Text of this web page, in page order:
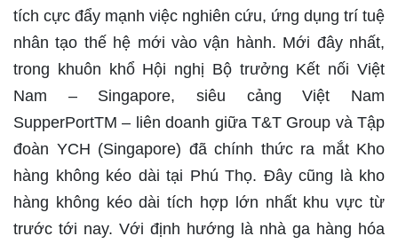
tích cực đẩy mạnh việc nghiên cứu, ứng dụng trí tuệ
nhân tạo thế hệ mới vào vận hành. Mới đây nhất,
trong khuôn khổ Hội nghị Bộ trưởng Kết nối Việt
Nam – Singapore, siêu cảng Việt Nam
SupperPortTM – liên doanh giữa T&T Group và Tập
đoàn YCH (Singapore) đã chính thức ra mắt Kho
hàng không kéo dài tại Phú Thọ. Đây cũng là kho
hàng không kéo dài tích hợp lớn nhất khu vực từ
trước tới nay. Với định hướng là nhà ga hàng hóa